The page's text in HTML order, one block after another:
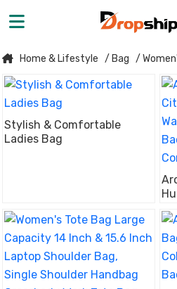
Home & Lifestyle / Bag /
Stylish & Comfortable
Ladies Bag